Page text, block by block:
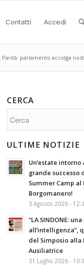
Contatti Accedi
Parità: parlamento accolga
CERCA
ULTIME NOTIZIE
Un’estate
grande successo
Summer Camp al
Borgomanero!
3 Agosto 2026 -
“LA SINDONE:
all’intelligenza”,
del Simposio alla
Ausiliatrice
31 Luglio 2026 -